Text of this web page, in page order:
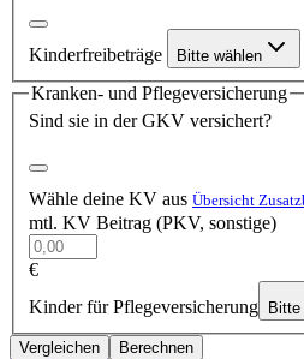
Kinderfreibeträge Bitte wählen
Kranken- und Pflegeversicherung
Sind sie in der GKV versichert?
Wähle deine KV aus Übersicht
mtl. KV Beitrag (PKV, sonstige)
€
Kinder für Pflegeversicherung
Bitte
Vergleichen
Berechnen